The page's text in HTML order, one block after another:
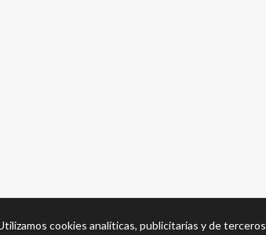
cookies analíticas, publicitarias y de terceros